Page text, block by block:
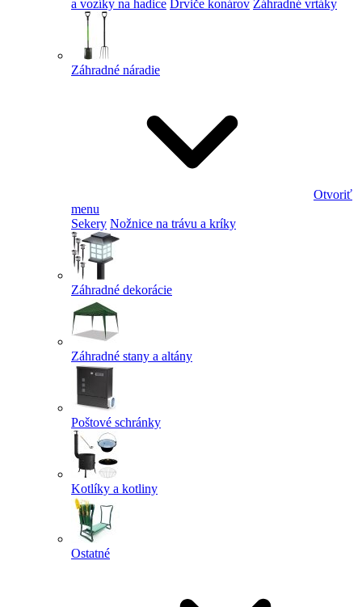
a vozíky na hadice Drviče konárov Záhradné vrtáky
Záhradné náradie
Otvoriť
menu
Sekery Nožnice na trávu a kríky
Záhradné dekorácie
Záhradné stany a altány
Poštové schránky
Kotlíky a kotliny
Ostatné